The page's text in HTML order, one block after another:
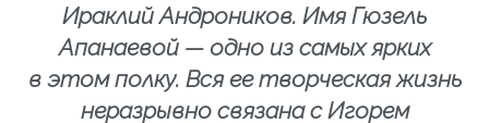
Ираклий Андроников. Имя Гюзель
Апанаевой — одно из самых ярких
в этом полку. Вся ее творческая жизнь
неразрывно связана с Игорем